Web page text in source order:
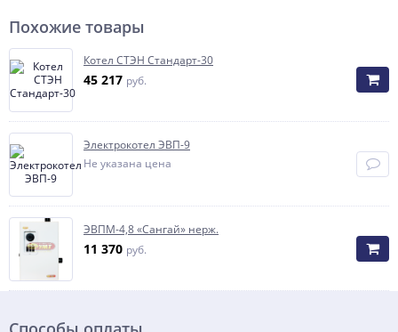
Похожие товары
Котел СТЭН Стандарт-30
45 217 руб.
Электрокотел ЭВП-9
Не указана цена
ЭВПМ-4,8 «Сангай» нерж.
11 370 руб.